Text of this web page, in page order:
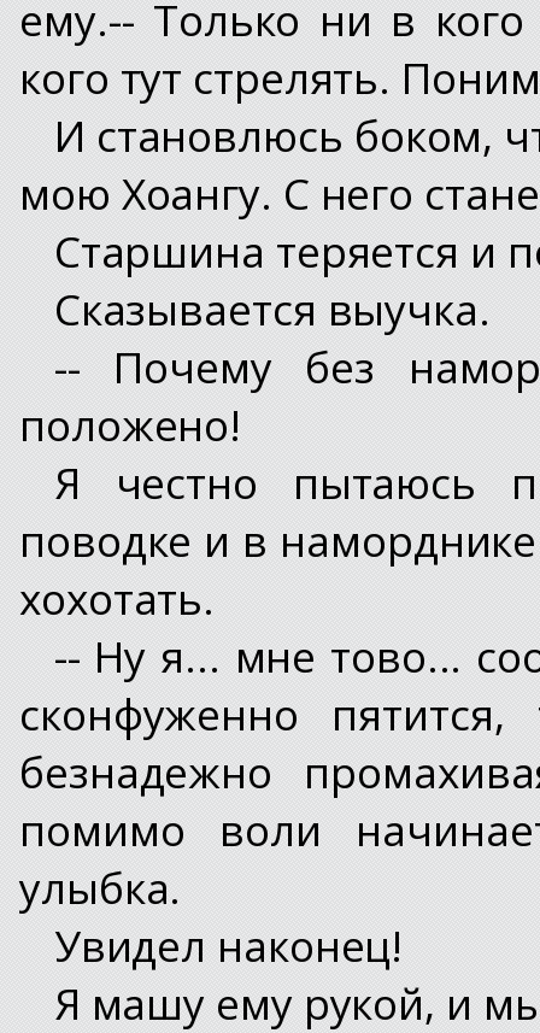
ему.-- Только ни в
кого тут стрелять.
И становлюсь боком,
мою Хоангу. С него
Старшина теряется и
Сказывается выучка.
-- Почему без
положено!
Я честно пытаюсь
поводке и в
хохотать.
-- Ну я... мне тово...
сконфуженно
безнадежно
помимо воли
улыбка.
Увидел наконец!
Я машу ему рукой, и